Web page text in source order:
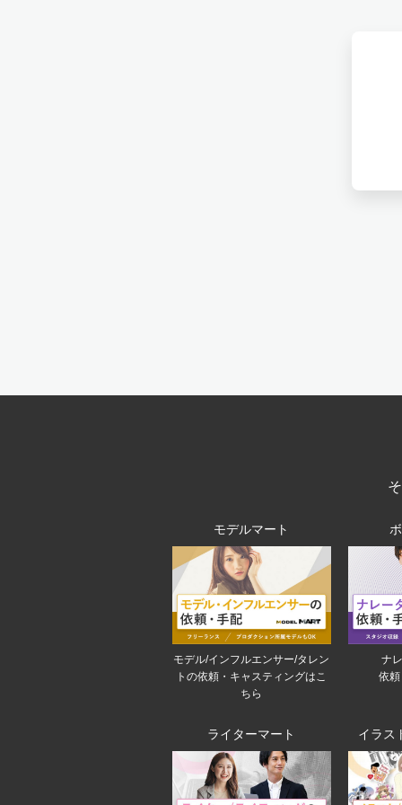
モデルマート
モデル/インフルエンサー/タレン
トの依頼・キャスティングはこ
ちら
ナ
依
ライターマート イラス